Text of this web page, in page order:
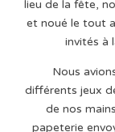
lieu de la fête,
et noué le tout
invités à
Nous
différents jeux
de nos
papeterie